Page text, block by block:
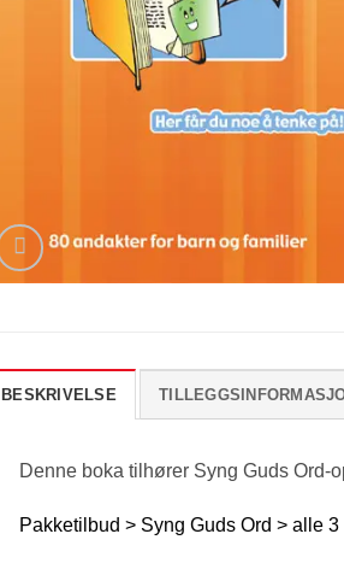
BESKRIVELSE
Denne boka tilhører Syng Guds Ord-
Pakketilbud > Syng Guds Ord > alle